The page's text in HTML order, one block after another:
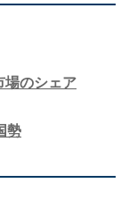
場のシェア
勢